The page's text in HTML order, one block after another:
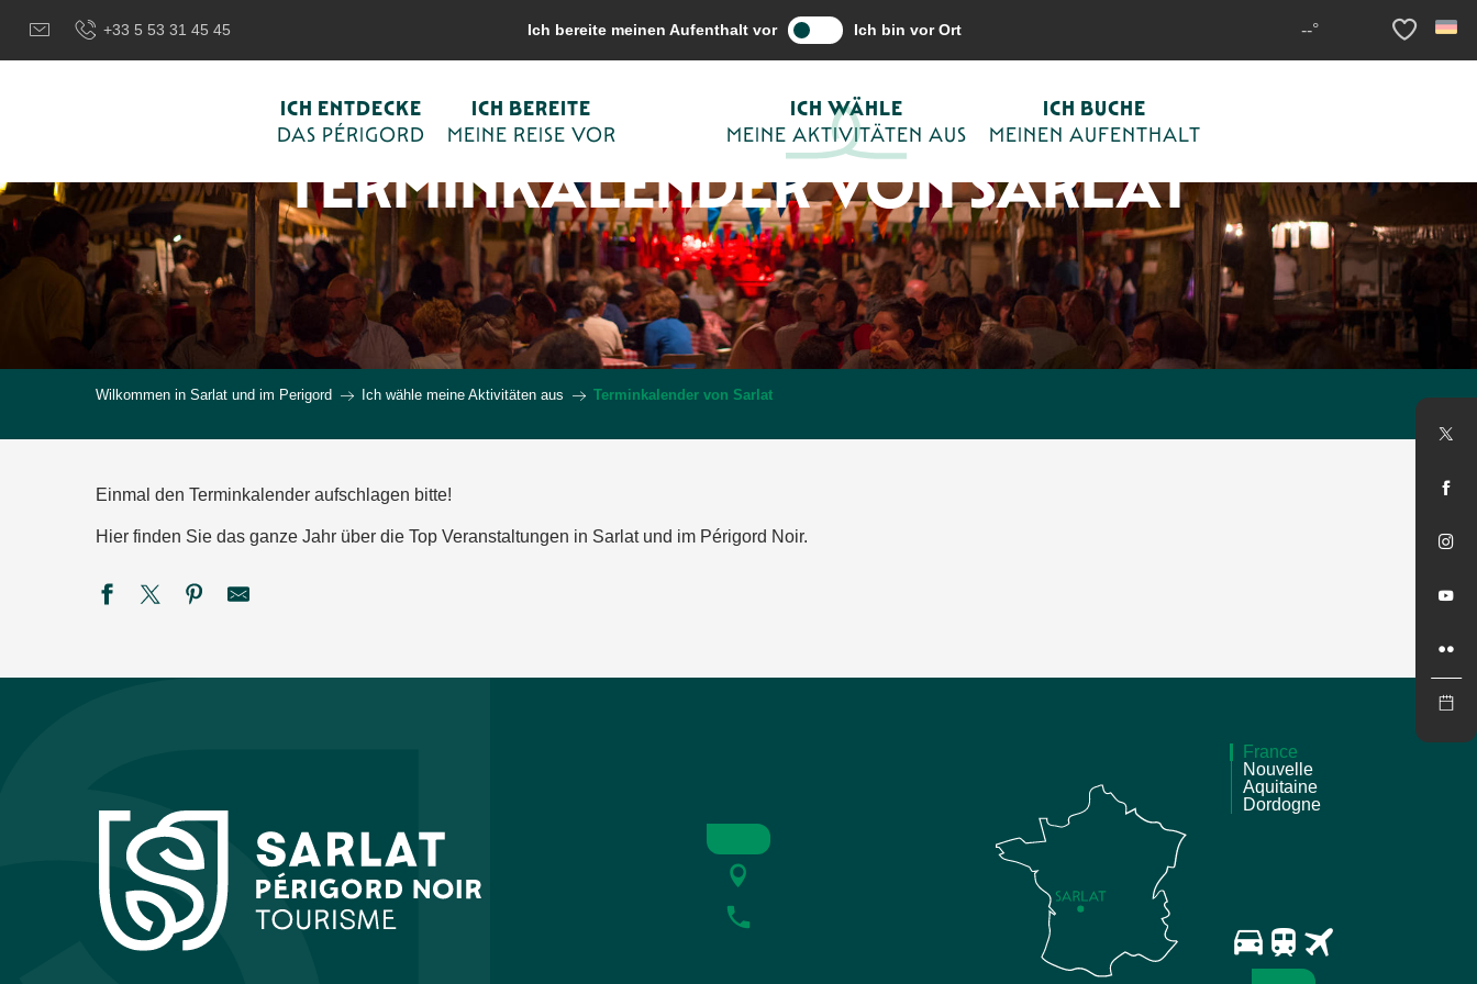
contenu
+33 5 53 31 45 45 Ich bereite meinen Aufenthalt vor Ich bin vor Ort
--°
Voir les
ICH ENTDECKE
DAS PÉRIGORD
ICH BEREITE
MEINE REISE VOR
ICH WÄHLE
MEINE AKTIVITÄTEN AUS
ICH BUCHE
MEINEN AUFENTHALT
TERMINKALENDER VON SARLAT
Wilkommen in Sarlat und im Perigord Ich wähle meine Aktivitäten aus Terminkalender von Sarlat
Einmal den Terminkalender aufschlagen bitte!
Hier finden Sie das ganze Jahr über die Top Veranstaltungen in Sarlat und im Périgord Noir.
Été actif : Spéléologie
Commerces en Fête
Les Crépusculaires du Château de Salignac
Monster Spectacular - Siorac
44ème Festival du Périgord Noir - Ballaké Sissoko & Vincent Segal
Festival de théâtre baroque L'Oghmac - La Grande Vadrouille
SEMAINE DE LA NUIT - Défi nature à la ferme de Rozel
France
Nouvelle
Aquitaine
Dordogne